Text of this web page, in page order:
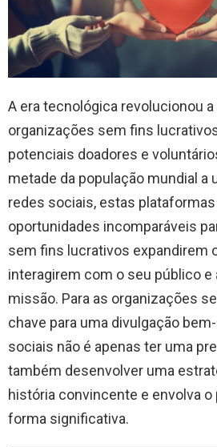
A era tecnológica revolucionou
organizações sem fins
potenciais doadores e
metade da população mundial a
redes sociais, estas
oportunidades incomparáveis
sem fins lucrativos expandirem
interagirem com o seu público e
missão. Para as organizações
chave para uma divulgação
sociais não é apenas ter uma
também desenvolver uma
história convincente e envolva o
forma significativa.